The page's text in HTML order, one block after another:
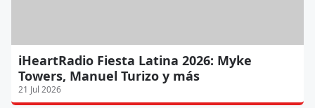
iHeartRadio Fiesta Latina 2026: Myke
Towers, Manuel Turizo y más
21 Jul 2026